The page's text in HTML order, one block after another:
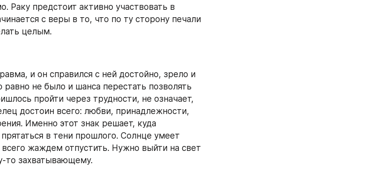
Раку предстоит активно участвовать в
с веры в то, что по ту сторону печали
целым.
и он справился с ней достойно, зрелo и
не было и шанса перестать позволять
пройти через трудности, не означает,
достоин всего: любви, принадлежности,
Именно этот знак решает, куда
в тени прошлого. Солнце умеет
жаждем отпустить. Нужно выйти на свет
захватывающему.